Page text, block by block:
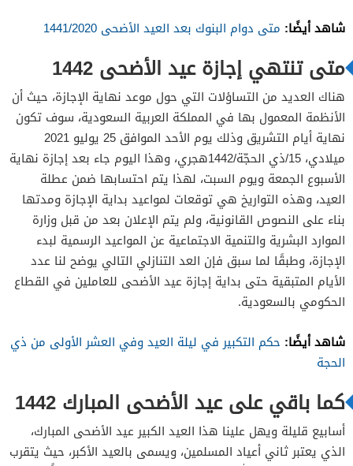
شاهد أيضًا: متى دوام البنوك بعد العيد الأضحى 1441/2020
متى تنتهي إجازة عيد الأضحى 1442
هناك العديد من التساؤلات التي حول موعد نهاية الإجازة، حيث أن
الأنظمة المعمول بها في المملكة العربية السعودية، سوف تكون
نهاية أيام التشريق وذلك يوم الأحد الموافق 25 يوليو 2021
ميلادي، 15/ذي الحجّة/1442هجري، وهذا اليوم جاء بعد إجازة نهاية
الأسبوع الجمعة ويوم السبت، لهذا يتم احتسابها ضمن عطلة
العيد، وهذه التواريخ هي توقعات لمواعيد بداية الإجازة ومدتها
بناء على النصوص القانونية، ولم يتم الإعلان بعد من قبل وزارة
الموارد البشرية والتنمية الاجتماعية عن المواعيد الرسمية لبدء
الإجازة، وطبقًا لما سبق فإن العد التنازلي التالي يوضح لنا عدد
الأيام المتبقية حتى بداية إجازة عيد الأضحى للعاملين في القطاع
الحكومي بالسعودية.
شاهد أيضًا: حكم التكبير في ليلة العيد وفي العشر الأولى من ذي
الحجة
كما باقي على عيد الأضحى المبارك 1442
أسابيع قليلة ويهل علينا هذا العيد الكبير عيد الأضحى المبارك،
الذي يعتبر ثاني أعياد المسلمين، ويسمى بالعيد الأكبر، حيث يتقرب